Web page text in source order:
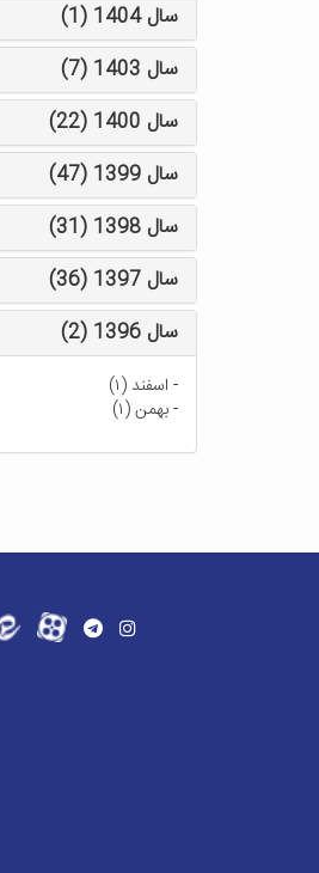
سال 1404 (1)
سال 1403 (7)
سال 1400 (22)
سال 1399 (47)
سال 1398 (31)
سال 1397 (36)
سال 1396 (2)
- اسفند (۱)
-بهمن (۱)